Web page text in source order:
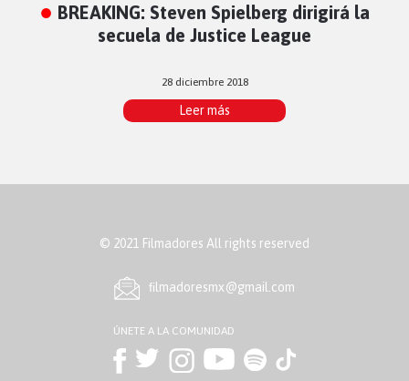
BREAKING: Steven Spielberg dirigirá la
secuela de Justice League
28 diciembre 2018
Leer más
© 2021 Filmadores All rights reserved
ﬁlmadoresmx@gmail.com
ÚNETE A LA COMUNIDAD